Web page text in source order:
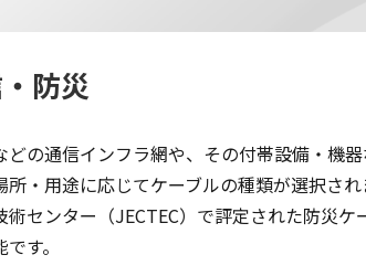
防災
どの通信インフラ網や、その付帯設備・機
・用途に応じてケーブルの種類が選択され
術センター（JECTEC）で評定された防災
す。